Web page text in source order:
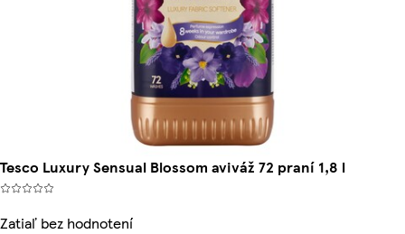
Tesco Luxury Sensual Blossom aviváž 72 praní 1,8 l
Zatiaľ bez hodnotení